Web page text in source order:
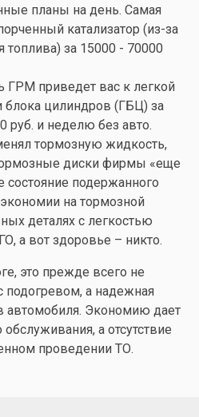
планы на день. Самая
катализатор (из-за
топлива) за 15000 - 70000
приведет вас к легкой
блока цилиндров (ГБЦ) за
руб. и неделю без авто.
тормозную жидкость,
диски фирмы «еще
состояние подержанного
на тормозной
деталях с легкостью
а вот здоровье – никто.
это прежде всего не
подогревом, а надежная
автомобиля. Экономию дает
обслуживания, а отсутствие
проведении ТО.